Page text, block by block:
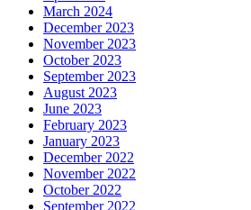
March 2024
December 2023
November 2023
October 2023
September 2023
August 2023
June 2023
February 2023
January 2023
December 2022
November 2022
October 2022
September 2022